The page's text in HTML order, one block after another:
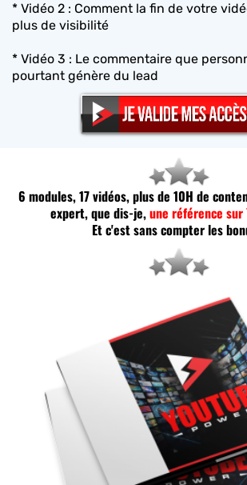
* Vidéo 2 : Comment la fin de votre
plus de visibilité
* Vidéo 3 : Le commentaire que
pourtant génère du lead
6 modules, 17 vidéos, plus de 10H de
expert, que dis-je,une référence sur
Et c'est sans compter les